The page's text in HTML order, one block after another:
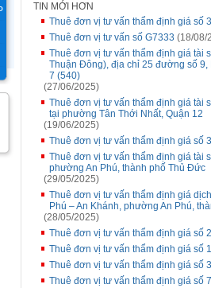
TIN MỚI HƠN
Thuê đơn vị tư vấn thẩm định giá số
Thuê đơn vị tư vấn số G7333 (18/08/
Thuê đơn vị tư vấn thẩm định giá tài
Thuận Đông), địa chỉ 25 đường số
7 (540)
(27/06/2025)
Thuê đơn vị tư vấn thẩm định giá tài
tại phường Tân Thới Nhất, Quận 12
(19/06/2025)
Thuê đơn vị tư vấn thẩm định giá số
Thuê đơn vị tư vấn thẩm định giá tài
phường An Phú, thành phố Thủ Đức
(29/05/2025)
Thuê đơn vị tư vấn thẩm định giá
Phú – An Khánh, phường An Phú,
(28/05/2025)
Thuê đơn vị tư vấn thẩm định giá số
Thuê đơn vị tư vấn thẩm định giá số
Thuê đơn vị tư vấn thẩm định giá số
Thuê đơn vị tư vấn thẩm định giá số